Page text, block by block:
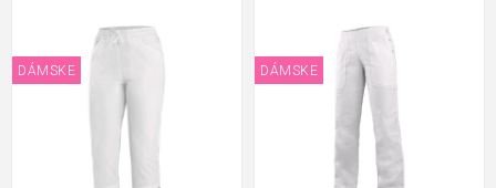
CXS AMY Dámske nohavice biele
CXS ARTUR Pánske nohavice biele
DÁMSKE DÁMSKE